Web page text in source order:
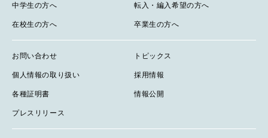
中学生の方へ 転入・編入希望の方へ
在校生の方へ 卒業生の方へ
お問い合わせ トピックス
個人情報の取り扱い 採用情報
各種証明書 情報公開
プレスリリース